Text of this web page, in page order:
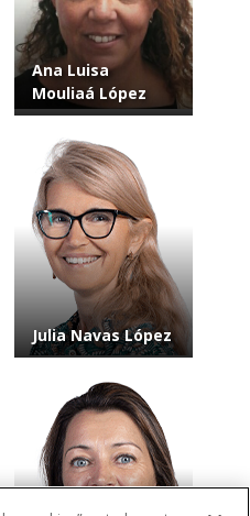
Ana Luisa
Mouliaá López
Julia Navas López